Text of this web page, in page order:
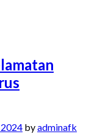
byadminafk